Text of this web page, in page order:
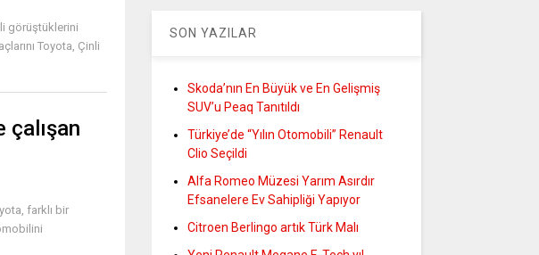
görüştüklerini
Toyota, Çinli
çalışan
farklı bir
SON YAZILAR
Skoda’nın En Büyük ve En Gelişmiş
SUV’u Peaq Tanıtıldı
Türkiye’de “Yılın Otomobili” Renault
Clio Seçildi
Alfa Romeo Müzesi Yarım Asırdır
Efsanelere Ev Sahipliği Yapıyor
Citroen Berlingo artık Türk Malı